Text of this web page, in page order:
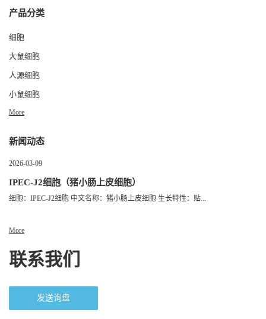
产品分类
细胞
大鼠细胞
人源细胞
小鼠细胞
More
新闻动态
2026-03-09
IPEC-J2细胞（猪小肠上皮细胞）
细胞：IPEC-J2细胞 中文名称：猪小肠上皮细胞 生长特性：贴...
More
联系我们
发送询盘